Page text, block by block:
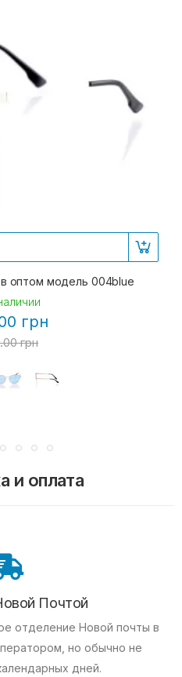
оптом модель 004blue
грн
грн
и оплата
Почтой
отделение Новой почты в
но обычно не
дней.